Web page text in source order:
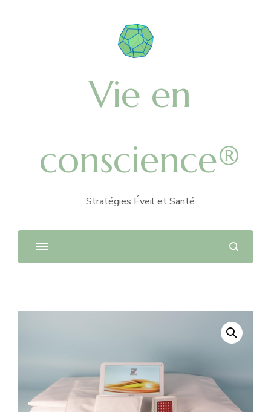
Vie en
conscience®
Stratégies Éveil et Santé